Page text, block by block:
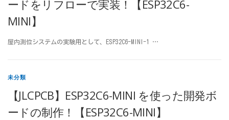
ードをリフローで実装！【ESP32C6-
MINI】
屋内測位システムの実験用として、ESP32C6-MINI-1 …
未分類
【JLCPCB】ESP32C6-MINI を使った開発ボ
ードの制作！【ESP32C6-MINI】